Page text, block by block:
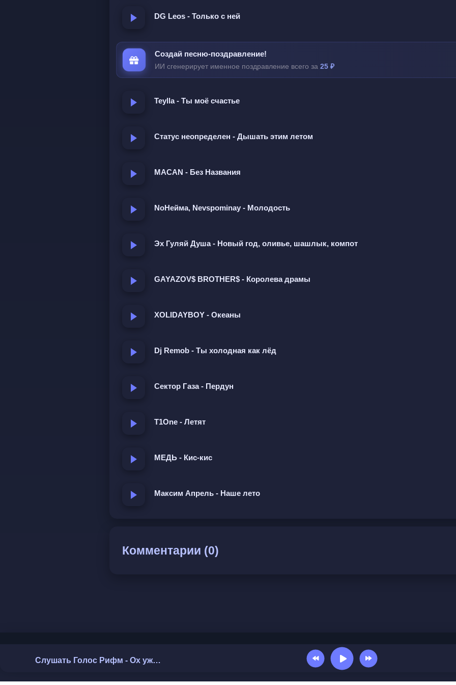
Часто так бывает раздвигает ножки
Если водку глушить зайка стаканами
То конечно лучше смею быть друзьями
Ох уж эта зайка если выпьет водки
Зайку и за ушки зайку и под хвостик
Больше не хозяйка для своей пилотки
Разные зверушки все заходят в гости
О зайке, которая пьёт водку. Он звал её зайчонком, целовал по утрам, дарил
юмором.
DG Leos - Только с ней
Создай песню-поздравление!
ИИ сгенерирует именное поздравление всего за 25 ₽
Teylla - Ты моё счастье
Статус неопределен - Дышать этим летом
MACAN - Без Названия
NoНейма, Nevspominay - Молодость
Эх Гуляй Душа - Новый год, оливье, шашлык, компот
GAYAZOV$ BROTHER$ - Королева драмы
XOLIDAYBOY - Океаны
Dj Remob - Ты холодная как лёд
Сектор Газа - Пердун
T1One - Летят
МЕДЬ - Кис-кис
Максим Апрель - Наше лето
Комментарии (0)
Слушать Голос Рифм - Ох уж эта зайка